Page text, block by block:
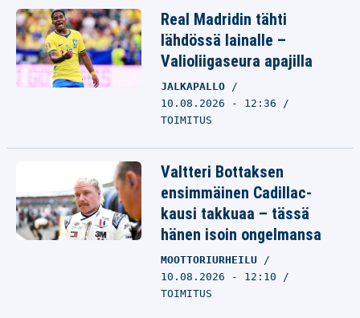
Real Madridin tähti
lähdössä lainalle –
Valioliigaseura apajilla
JALKAPALLO
10.08.2026 - 12:36
TOIMITUS
Valtteri Bottaksen
ensimmäinen Cadillac-
kausi takkuaa – tässä
hänen isoin ongelmansa
MOOTTORIURHEILU
10.08.2026 - 12:10
TOIMITUS